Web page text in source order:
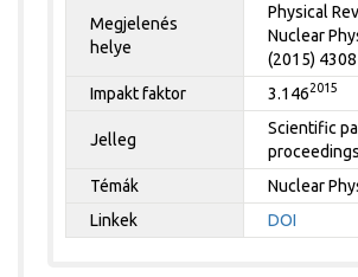
Megjelenés
helye
Physical
Nuclear
(2015) 4308
Impakt faktor
3.1462015
Jelleg
Scientific
proceedings
Témák
Nuclear
Linkek
DOI